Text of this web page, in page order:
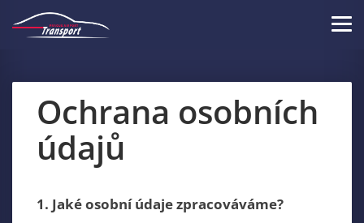
Ochrana osobních
údajů
1. Jaké osobní údaje zpracováváme?